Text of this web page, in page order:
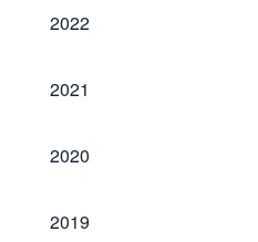
2022
2022
2021
2021
2020
2020
2019
2019